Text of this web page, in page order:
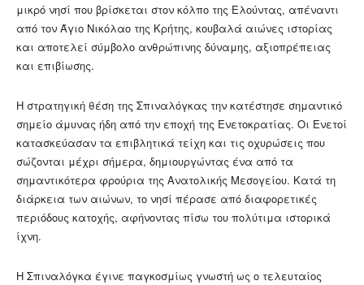
μικρό νησί που βρίσκεται στον κόλπο της Ελούντας, απέναντι
από τον Άγιο Νικόλαο της Κρήτης, κουβαλά αιώνες ιστορίας
και αποτελεί σύμβολο ανθρώπινης δύναμης, αξιοπρέπειας
και επιβίωσης.
Η στρατηγική θέση της Σπιναλόγκας την κατέστησε σημαντικό
σημείο άμυνας ήδη από την εποχή της Ενετοκρατίας. Οι Ενετοί
κατασκεύασαν τα επιβλητικά τείχη και τις οχυρώσεις που
σώζονται μέχρι σήμερα, δημιουργώντας ένα από τα
σημαντικότερα φρούρια της Ανατολικής Μεσογείου. Κατά τη
διάρκεια των αιώνων, το νησί πέρασε από διαφορετικές
περιόδους κατοχής, αφήνοντας πίσω του πολύτιμα ιστορικά
ίχνη.
Η Σπιναλόγκα έγινε παγκοσμίως γνωστή ως ο τελευταίος